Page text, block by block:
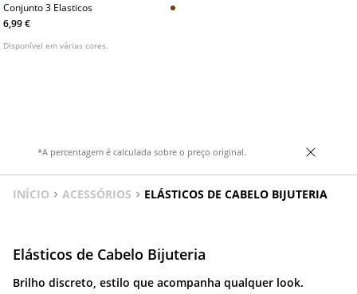
Conjunto 3 Elasticos
6,99 €
Disponível em várias cores.
*A percentagem é calculada sobre o preço original.
INÍCIO ACESSÓRIOS ELÁSTICOS DE CABELO BIJUTERIA
Elásticos de Cabelo Bijuteria
Brilho discreto, estilo que acompanha qualquer look.